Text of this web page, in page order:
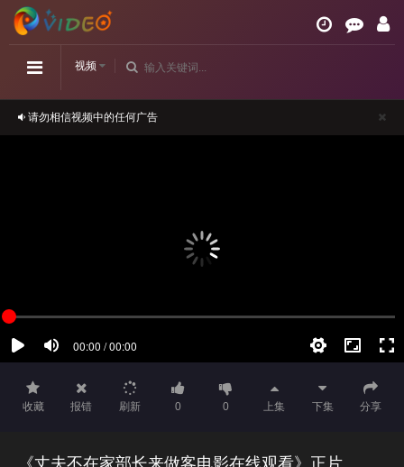
视频
请勿相信视频中的任何广告
收藏 报错 刷新 0 0 上集 下集 分享
《丈夫不在家部长来做客电影在线观看》正片